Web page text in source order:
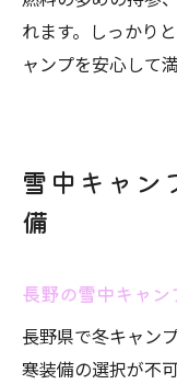
れます。しっかり
ャンプを安心して
雪中キャン
備
長野の雪中キャ
長野県で冬キャン
寒装備の選択が不